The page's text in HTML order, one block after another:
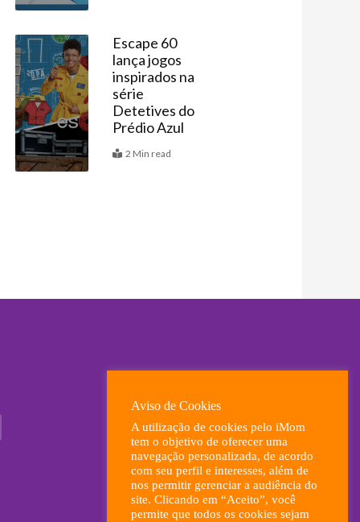
Agenda
Escape 60
lança jogos
inspirados na
série
Detetives do
Prédio Azul
2 Min read
Aviso de Cookies
A utilização de cookies pelo iMom
tem o objetivo de oferecer uma
navegação personalizada, de acordo
com seu perfil e interesses, além de
nos permitir gerenciar a audiência do
site. Clicando em “Aceito”, você
permite que todos os cookies sejam